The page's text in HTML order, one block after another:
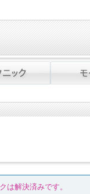
は解決済みです。